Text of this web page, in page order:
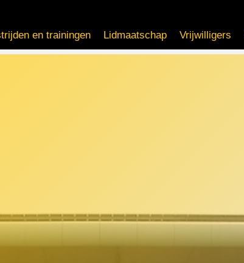
en trainingen Lidmaatschap Vrijwilligers